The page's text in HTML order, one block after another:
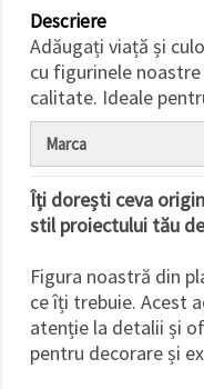
Descriere
Adăugați viață și
cu figurinele
calitate. Ideale
Marca
Îți dorești ceva
stil proiectului tău
Figura noastră din
ce îți trebuie. Acest
atenție la detalii și
pentru decorare și